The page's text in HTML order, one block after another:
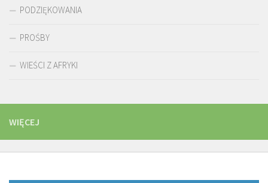
PODZIĘKOWANIA
PROŚBY
WIEŚCI Z AFRYKI
WIĘCEJ